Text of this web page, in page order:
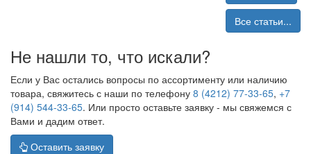
Все статьи...
Не нашли то, что искали?
Если у Вас остались вопросы по ассортименту или наличию
товара, свяжитесь с наши по телефону 8 (4212) 77-33-65, +7
(914) 544-33-65. Или просто оставьте заявку - мы свяжемся с
Вами и дадим ответ.
Оставить заявку